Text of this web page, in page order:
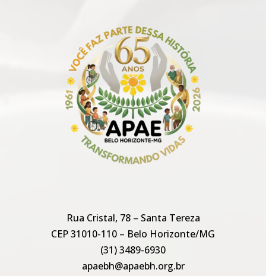
Rua Cristal, 78 – Santa Tereza
CEP 31010-110 – Belo Horizonte/MG
(31) 3489-6930
apaebh@apaebh.org.br